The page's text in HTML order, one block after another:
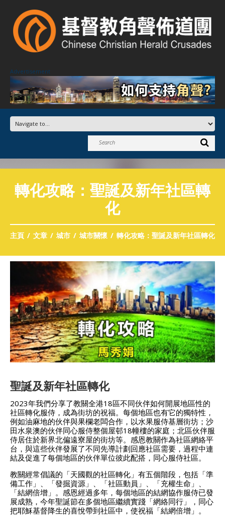
Advertisement
轉化攻略：聖誕及新年社區轉
化
主頁 文章 城市 城市關懷 轉化攻略：聖誕及新年社區轉化
聖誕及新年社區轉化
2023年我們分享了教關全港18區不同伙伴如何開展地區性的
社區轉化服侍，成為街坊的祝福。每個地區也有它的獨特性，
例如油麻地的伙伴與果欄老闆合作，以水果服侍基層街坊；沙
田水泉澳的伙伴同心服侍整個屋邨18幢樓的家庭；北區伙伴服
侍居住於新界北偏遠寮屋的街坊等。感恩教關作為社區網絡平
台，與這些伙伴發展了不同先導計劃回應社區需要，過程中連
結及促進了每個地區的伙伴單位彼此配搭，同心服侍社區。
教關經常倡議的「天國觀的社區轉化」有五個階段，包括「準
備工作」、「發掘資源」、「社區動員」、「充權生命」、
「結網倍增」。感恩經過多年，每個地區的結網協作服侍已發
展成熟，今年聖誕節在多個地區繼續實踐「網絡同行」，同心
把耶穌基督降生的喜悅帶到社區中，使祝福「結網倍增」。